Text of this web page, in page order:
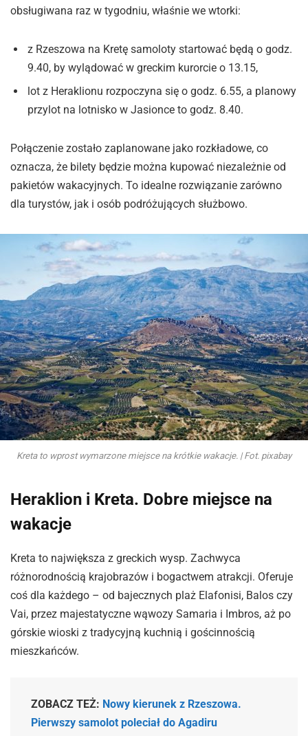
obsługiwana raz w tygodniu, właśnie we wtorki:
z Rzeszowa na Kretę samoloty startować będą o godz.
9.40, by wylądować w greckim kurorcie o 13.15,
lot z Heraklionu rozpoczyna się o godz. 6.55, a planowy
przylot na lotnisko w Jasionce to godz. 8.40.
Połączenie zostało zaplanowane jako rozkładowe, co
oznacza, że bilety będzie można kupować niezależnie od
pakietów wakacyjnych. To idealne rozwiązanie zarówno
dla turystów, jak i osób podróżujących służbowo.
Kreta to wprost wymarzone miejsce na krótkie wakacje. | Fot. pixabay
Heraklion i Kreta. Dobre miejsce na
wakacje
Kreta to największa z greckich wysp. Zachwyca
różnorodnością krajobrazów i bogactwem atrakcji. Oferuje
coś dla każdego – od bajecznych plaż Elafonisi, Balos czy
Vai, przez majestatyczne wąwozy Samaria i Imbros, aż po
górskie wioski z tradycyjną kuchnią i gościnnością
mieszkańców.
ZOBACZ TEŻ: Nowy kierunek z Rzeszowa.
Pierwszy samolot poleciał do Agadiru